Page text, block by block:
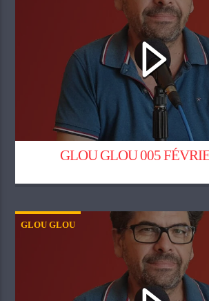
GLOU GLOU 005
GLOU GLOU